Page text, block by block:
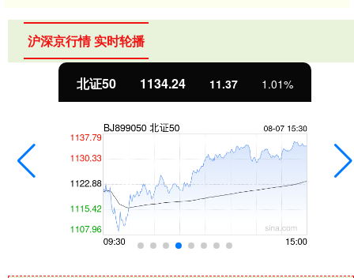
沪深京行情 实时轮播
北证50 1134.24 11.37 1.01%